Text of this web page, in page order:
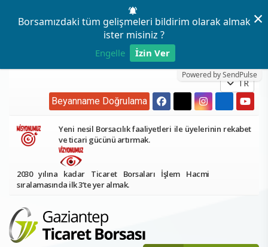
Borsamızdaki tüm gelişmeleri bildirim olarak almak
ister misiniz ?
Engelle İzin Ver
Powered by SendPulse
×
TR
Beyanname Doğrulama
Yeni nesil Borsacılık faaliyetleri ile üyelerinin rekabet
ve ticari gücünü artırmak.
2030 yılına kadar Ticaret Borsaları İşlem Hacmi
sıralamasında ilk 3’te yer almak.